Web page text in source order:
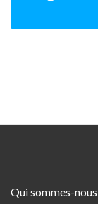
Qui sommes-nous